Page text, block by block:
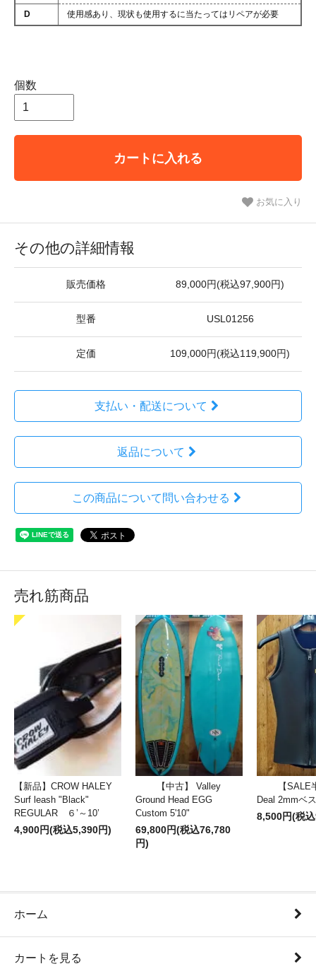
D 使用感あり、現状も使用するに当たってはリペアが必要
個数
カートに入れる
お気に入り
その他の詳細情報
販売価格 89,000円(税込97,900円)
型番 USL01256
定価 109,000円(税込119,900円)
支払い・配送について
返品について
この商品について問い合わせる
売れ筋商品
【新品】CROW HALEY
Surf leash "Black"
REGULAR ６’～10’
4,900円(税込5,390円)
【中古】 Valley
Ground Head EGG
Custom 5'10"
69,800円(税込76,780
円)
【SALE
Deal 2mmベ
8,500円(税
ホーム
カートを見る